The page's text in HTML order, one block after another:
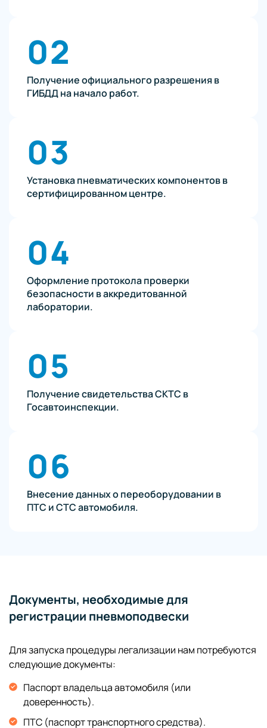
02
Получение официального разрешения в
ГИБДД на начало работ.
03
Установка пневматических компонентов в
сертифицированном центре.
04
Оформление протокола проверки
безопасности в аккредитованной
лаборатории.
05
Получение свидетельства СКТС в
Госавтоинспекции.
06
Внесение данных о переоборудовании в
ПТС и СТС автомобиля.
Документы, необходимые для
регистрации пневмоподвески
Для запуска процедуры легализации нам потребуются
следующие документы:
Паспорт владельца автомобиля (или
доверенность).
ПТС (паспорт транспортного средства).